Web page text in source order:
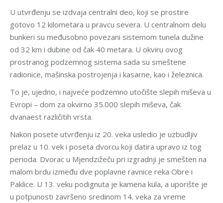
U utvrđenju se izdvaja centralni deo, koji se prostire
gotovo 12 kilometara u pravcu severa. U centralnom delu
bunkeri su međusobno povezani sistemom tunela dužine
od 32 km i dubine od čak 40 metara. U okviru ovog
prostranog podzemnog sistema sada su smeštene
radionice, mašinska postrojenja i kasarne, kao i železnica.
To je, ujedno, i najveće podzemno utočište slepih miševa u
Evropi – dom za okvirno 35.000 slepih miševa, čak
dvanaest različitih vrsta.
Nakon posete utvrđenju iz 20. veka usledio je uzbudljiv
prelaz u 10. vek i poseta dvorcu koji datira upravo iz tog
perioda. Dvorac u Mjendzižeču pri izgradnji je smešten na
malom brdu između dve poplavne ravnice reka Obre i
Paklice. U 13. veku podignuta je kamena kula, a uporište je
u potpunosti završeno sredinom 14. veka za vreme